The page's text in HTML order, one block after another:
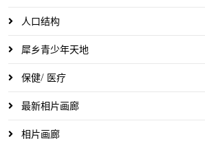
人口结构
犀乡青少年天地
保健/ 医疗
最新相片画廊
相片画廊